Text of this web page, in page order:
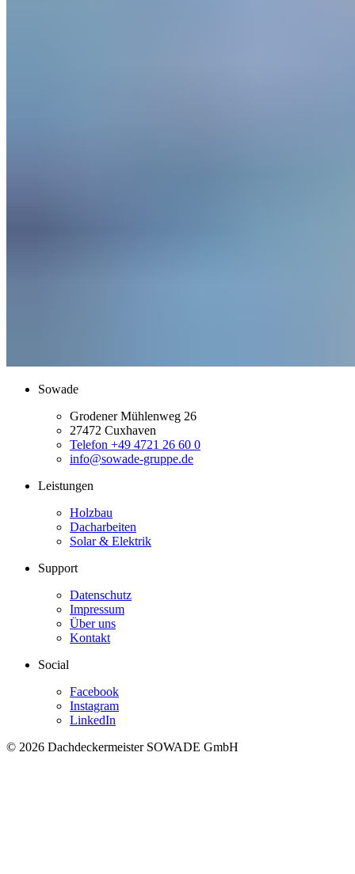
Sowade
Grodener Mühlenweg 26
27472 Cuxhaven
Telefon +49 4721 26 60 0
info@sowade-gruppe.de
Leistungen
Holzbau
Dacharbeiten
Solar & Elektrik
Support
Datenschutz
Impressum
Über uns
Kontakt
Social
Facebook
Instagram
LinkedIn
© 2026 Dachdeckermeister SOWADE GmbH